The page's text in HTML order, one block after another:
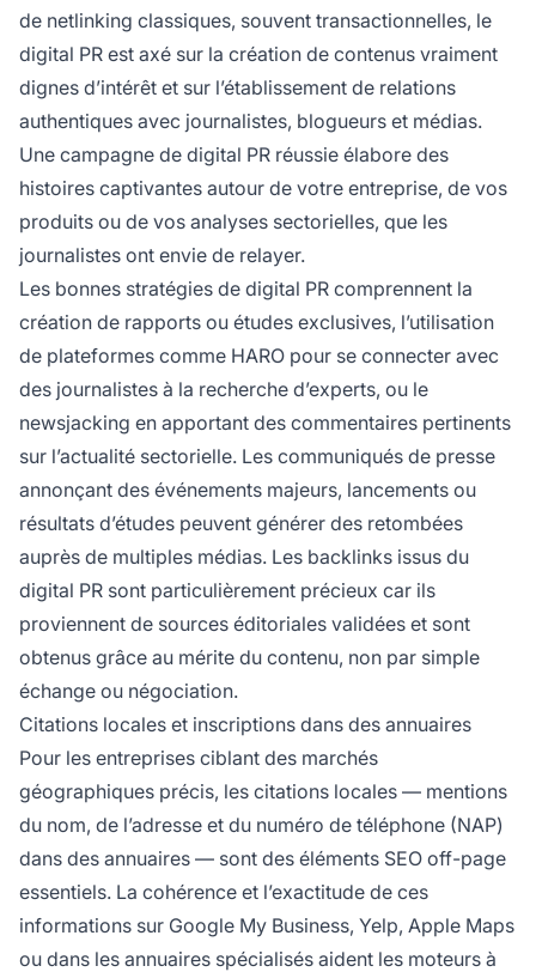
de netlinking classiques, souvent transactionnelles, le
digital PR est axé sur la création de contenus vraiment
dignes d’intérêt et sur l’établissement de relations
authentiques avec journalistes, blogueurs et médias.
Une campagne de digital PR réussie élabore des
histoires captivantes autour de votre entreprise, de vos
produits ou de vos analyses sectorielles, que les
journalistes ont envie de relayer.
Les bonnes stratégies de digital PR comprennent la
création de rapports ou études exclusives, l’utilisation
de plateformes comme HARO pour se connecter avec
des journalistes à la recherche d’experts, ou le
newsjacking en apportant des commentaires pertinents
sur l’actualité sectorielle. Les communiqués de presse
annonçant des événements majeurs, lancements ou
résultats d’études peuvent générer des retombées
auprès de multiples médias. Les backlinks issus du
digital PR sont particulièrement précieux car ils
proviennent de sources éditoriales validées et sont
obtenus grâce au mérite du contenu, non par simple
échange ou négociation.
Citations locales et inscriptions dans des annuaires
Pour les entreprises ciblant des marchés
géographiques précis, les citations locales — mentions
du nom, de l’adresse et du numéro de téléphone (NAP)
dans des annuaires — sont des éléments SEO off-page
essentiels. La cohérence et l’exactitude de ces
informations sur Google My Business, Yelp, Apple Maps
ou dans les annuaires spécialisés aident les moteurs à